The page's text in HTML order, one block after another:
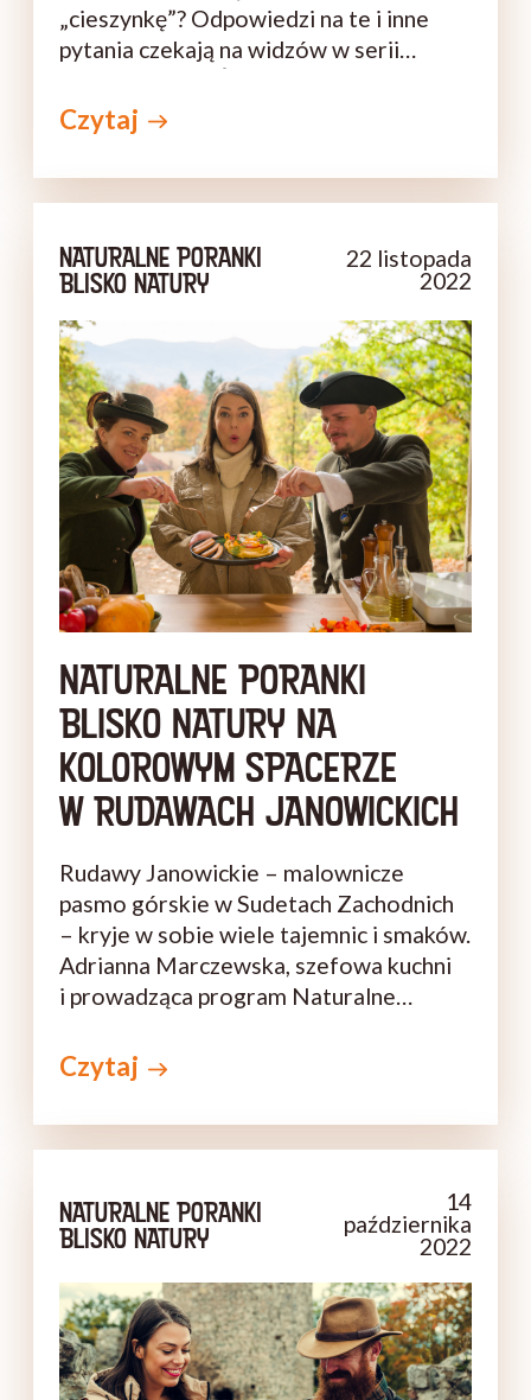
„cieszynkę”? Odpowiedzi na te i inne
pytania czekają na widzów w serii
Tarczyński. To jednak nie wszystko.
Adriana Marczewska – szefowa kuchni
i prowadząca program – w związku
trwającymi mistrzostwami świata
narodowymi potrawami grupowych
rywali reprezentacji Polski. Ciekawi
szczegółów? Zapraszamy do oglądania!
Czytaj
NATURALNE PORANKI
BLISKO NATURY
22 listopada
2022
NATURALNE PORANKI
BLISKO NATURY NA
KOLOROWYM SPACERZE
W RUDAWACH JANOWICKICH
Rudawy Janowickie – malownicze
pasmo górskie w Sudetach Zachodnich
– kryje w sobie wiele tajemnic i smaków.
Adrianna Marczewska, szefowa kuchni
i prowadząca program Naturalne
tropem w ramach kolejnego odcinka
z trasy. Czym zaskoczyła ją Kraina Ducha
Gór i jakie danie zachwyciłoby hrabinę
Fryderykę von Reden?
Czytaj
NATURALNE PORANKI
BLISKO NATURY
14
października
2022